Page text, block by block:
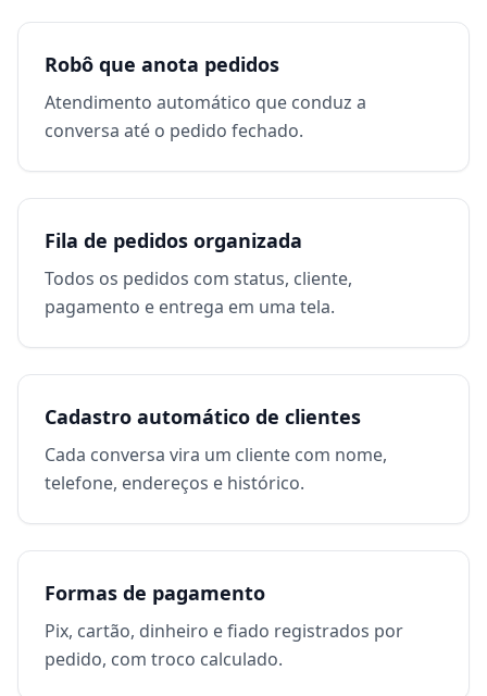
Robô que anota pedidos
Atendimento automático que conduz a
conversa até o pedido fechado.
Fila de pedidos organizada
Todos os pedidos com status, cliente,
pagamento e entrega em uma tela.
Cadastro automático de clientes
Cada conversa vira um cliente com nome,
telefone, endereços e histórico.
Formas de pagamento
Pix, cartão, dinheiro e fiado registrados por
pedido, com troco calculado.